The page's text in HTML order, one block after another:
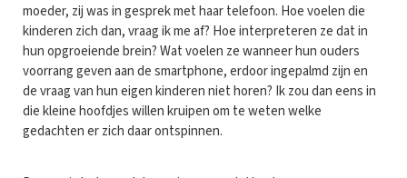
moeder, zij was in gesprek met haar telefoon. Hoe voelen die
kinderen zich dan, vraag ik me af? Hoe interpreteren ze dat in
hun opgroeiende brein? Wat voelen ze wanneer hun ouders
voorrang geven aan de smartphone, erdoor ingepalmd zijn en
de vraag van hun eigen kinderen niet horen? Ik zou dan eens in
die kleine hoofdjes willen kruipen om te weten welke
gedachten er zich daar ontspinnen.